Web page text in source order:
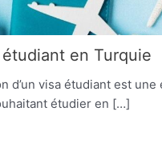
en Turquie
d’un visa étudiant est
étudier en […]